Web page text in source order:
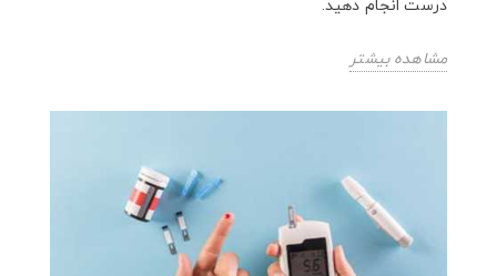
درست انجام دهید.
مشاهده بیشتر